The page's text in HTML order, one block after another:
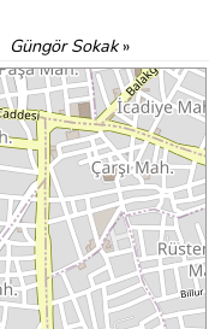
Güngör Sokak»